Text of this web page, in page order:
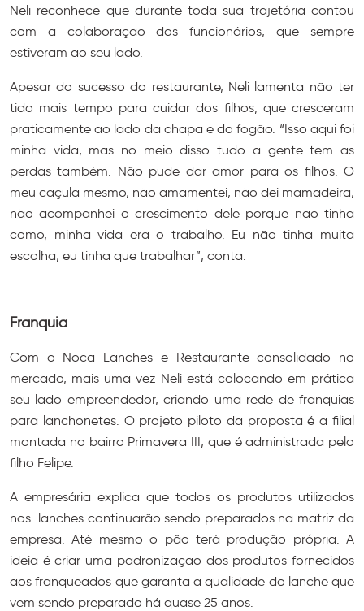
Neli reconhece que durante toda sua trajetória contou
com a colaboração dos funcionários, que sempre
estiveram ao seu lado.
Apesar do sucesso do restaurante, Neli lamenta não ter
tido mais tempo para cuidar dos filhos, que cresceram
praticamente ao lado da chapa e do fogão. “Isso aqui foi
minha vida, mas no meio disso tudo a gente tem as
perdas também. Não pude dar amor para os filhos. O
meu caçula mesmo, não amamentei, não dei mamadeira,
não acompanhei o crescimento dele porque não tinha
como, minha vida era o trabalho. Eu não tinha muita
escolha, eu tinha que trabalhar”, conta.
Franquia
Com o Noca Lanches e Restaurante consolidado no
mercado, mais uma vez Neli está colocando em prática
seu lado empreendedor, criando uma rede de franquias
para lanchonetes. O projeto piloto da proposta é a filial
montada no bairro Primavera III, que é administrada pelo
filho Felipe.
A empresária explica que todos os produtos utilizados
nos lanches continuarão sendo preparados na matriz da
empresa. Até mesmo o pão terá produção própria. A
ideia é criar uma padronização dos produtos fornecidos
aos franqueados que garanta a qualidade do lanche que
vem sendo preparado há quase 25 anos.